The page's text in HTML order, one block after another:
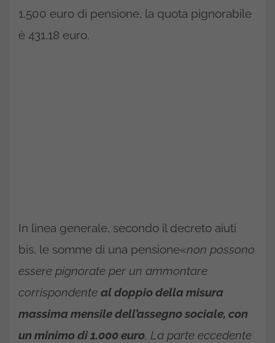
1.500 euro di pensione, la quota pignorabile
è 431,18 euro.
In linea generale, secondo il decreto aiuti
bis, le somme di una pensione«non possono
essere pignorate per un ammontare
corrispondente al doppio della misura
massima mensile dell’assegno sociale, con
un minimo di 1.000 euro. La parte eccedente